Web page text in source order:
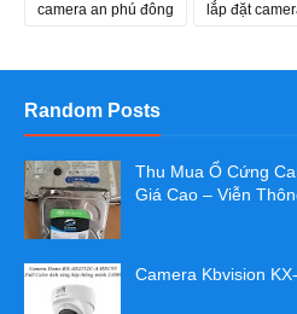
camera an phú đông lắp đặt
Random Posts
Thu Mua Ổ Cứng
Giá Cao – Viễn
Camera Kbvision